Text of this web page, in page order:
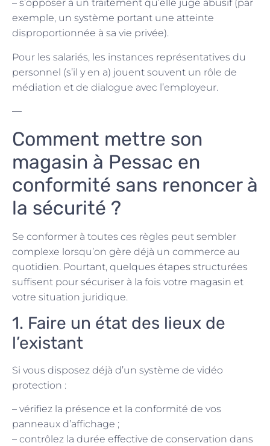
– s’opposer à un traitement qu’elle juge abusif (par
exemple, un système portant une atteinte
disproportionnée à sa vie privée).
Pour les salariés, les instances représentatives du
personnel (s’il y en a) jouent souvent un rôle de
médiation et de dialogue avec l’employeur.
—
Comment mettre son
magasin à Pessac en
conformité sans renoncer à
la sécurité ?
Se conformer à toutes ces règles peut sembler
complexe lorsqu’on gère déjà un commerce au
quotidien. Pourtant, quelques étapes structurées
suffisent pour sécuriser à la fois votre magasin et
votre situation juridique.
1. Faire un état des lieux de
l’existant
Si vous disposez déjà d’un système de vidéo
protection :
– vérifiez la présence et la conformité de vos
panneaux d’affichage ;
– contrôlez la durée effective de conservation dans